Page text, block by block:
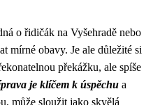
o řidičák na Vyšehradě nebo
mírné obavy. Je ale důležité si
překážku, ale spíše
je klíčem k úspěchu a
může sloužit jako skvělá